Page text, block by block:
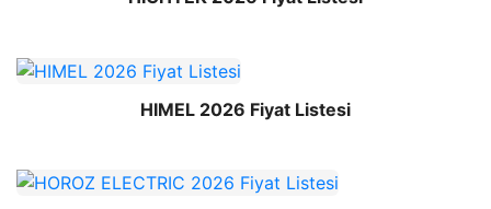
HIMEL 2026 Fiyat Listesi